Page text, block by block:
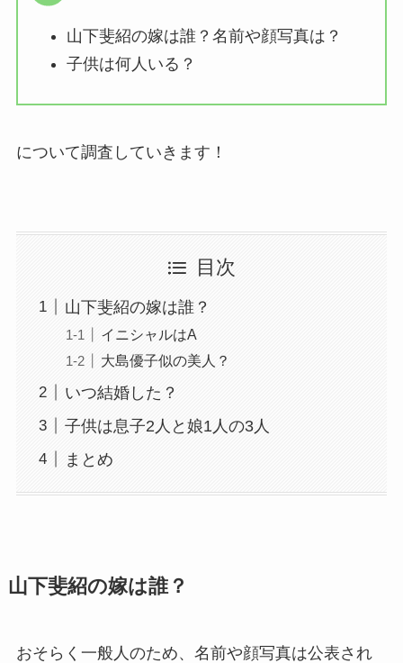
山下斐紹の嫁は誰？名前や顔写真は？
子供は何人いる？
について調査していきます！
目次
山下斐紹の嫁は誰？
イニシャルはA
大島優子似の美人？
いつ結婚した？
子供は息子2人と娘1人の3人
まとめ
山下斐紹の嫁は誰？
おそらく一般人のため、名前や顔写真は公表され